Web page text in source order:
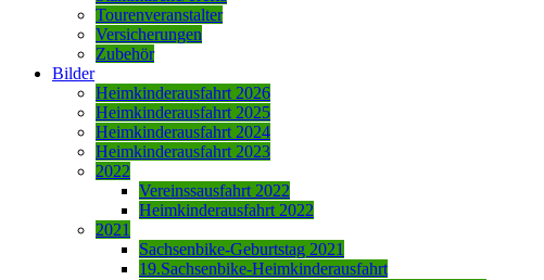
Tourenveranstalter
Versicherungen
Zubehör
Bilder
Heimkinderausfahrt 2026
Heimkinderausfahrt 2025
Heimkinderausfahrt 2024
Heimkinderausfahrt 2023
2022
Vereinssausfahrt 2022
Heimkinderausfahrt 2022
2021
Sachsenbike-Geburtstag 2021
19.Sachsenbike-Heimkinderausfahrt